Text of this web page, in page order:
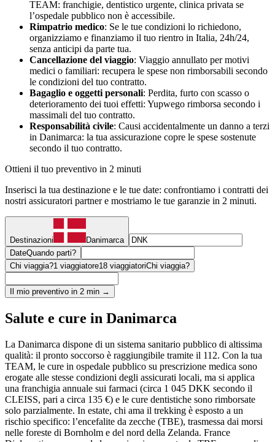
TEAM: franchigie, dentistico urgente, clinica privata se
l’ospedale pubblico non è accessibile.
Rimpatrio medico: Se le tue condizioni lo richiedono,
organizziamo e finanziamo il tuo rientro in Italia, 24h/24,
senza anticipi da parte tua.
Cancellazione del viaggio: Viaggio annullato per motivi
medici o familiari: recupera le spese non rimborsabili secondo
le condizioni del tuo contratto.
Bagaglio e oggetti personali: Perdita, furto con scasso o
deterioramento dei tuoi effetti: Yupwego rimborsa secondo i
massimali del tuo contratto.
Responsabilità civile: Causi accidentalmente un danno a terzi
in Danimarca: la tua assicurazione copre le spese sostenute
secondo il tuo contratto.
Ottieni il tuo preventivo in 2 minuti
Inserisci la tua destinazione e le tue date: confrontiamo i contratti dei
nostri assicuratori partner e mostriamo le tue garanzie in 2 minuti.
Destinazioni
Danimarca
DateQuando parti?
Chi viaggia?1 viaggiatore18 viaggiatoriChi viaggia?
Il mio preventivo in 2 min →
Salute e cure in Danimarca
La Danimarca dispone di un sistema sanitario pubblico di altissima
qualità: il pronto soccorso è raggiungibile tramite il 112. Con la tua
TEAM, le cure in ospedale pubblico su prescrizione medica sono
erogate alle stesse condizioni degli assicurati locali, ma si applica
una franchigia annuale sui farmaci (circa 1 045 DKK secondo il
CLEISS, pari a circa 135 €) e le cure dentistiche sono rimborsate
solo parzialmente. In estate, chi ama il trekking è esposto a un
rischio specifico: l’encefalite da zecche (TBE), trasmessa dai morsi
nelle foreste di Bornholm e del nord della Zelanda. France